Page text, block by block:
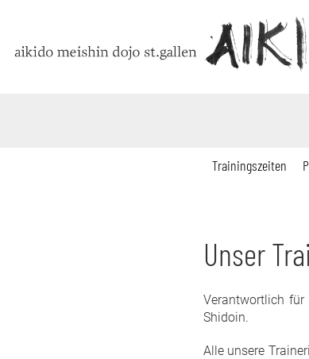
Trainingszeiten
Unser
Verantwortlich für
Shidoin.
Alle unsere